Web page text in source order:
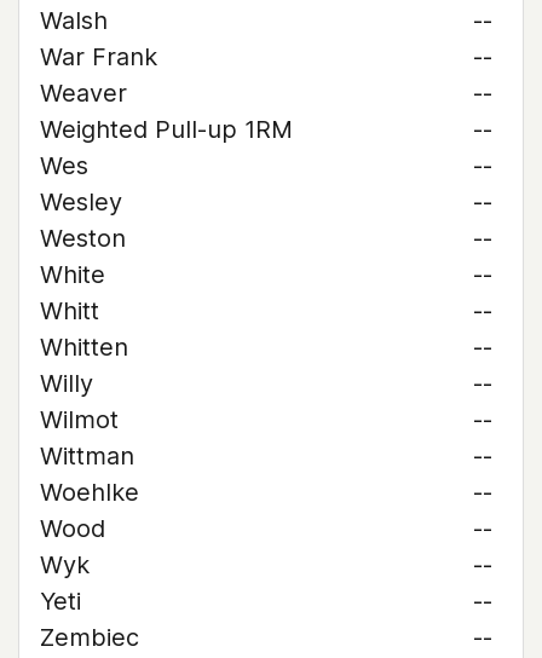
Walsh
--
War Frank
--
Weaver
--
Weighted Pull-up 1RM
--
Wes
--
Wesley
--
Weston
--
White
--
Whitt
--
Whitten
--
Willy
--
Wilmot
--
Wittman
--
Woehlke
--
Wood
--
Wyk
--
Yeti
--
Zembiec
--